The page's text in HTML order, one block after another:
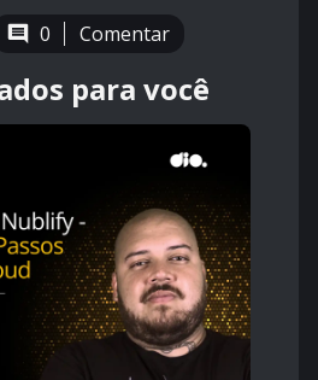
0 Comentar
para você